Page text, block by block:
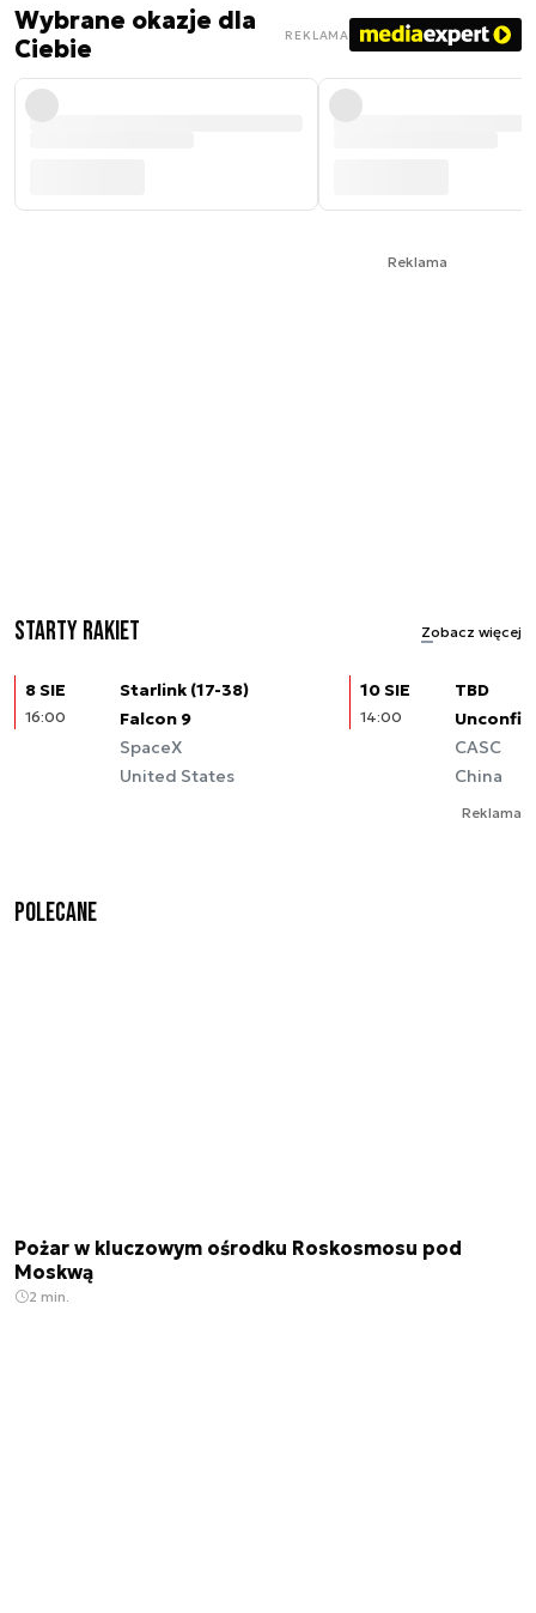
Wybrane okazje dla
Ciebie
REKLAMA
Reklama
Starty rakiet Zobacz więcej
8 SIE
16:00
Starlink (17-38)
Falcon 9
SpaceX
United States
10 SIE
14:00
TBD
CASC
China
Reklama
Polecane
Pożar w kluczowym ośrodku Roskosmosu pod
Moskwą
2 min.